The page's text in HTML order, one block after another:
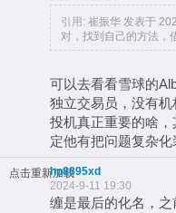
引用: 崔振华 发表于
对，找到自己的方法，
可以去看看雪球的
独立交易员，没有
投机真正重要的啥
定他有把问题复杂化
点击重新加载hp8895xd
2024-9-11 19:30
缠是最后的化名，